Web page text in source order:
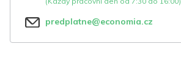
predplatne@economia.cz